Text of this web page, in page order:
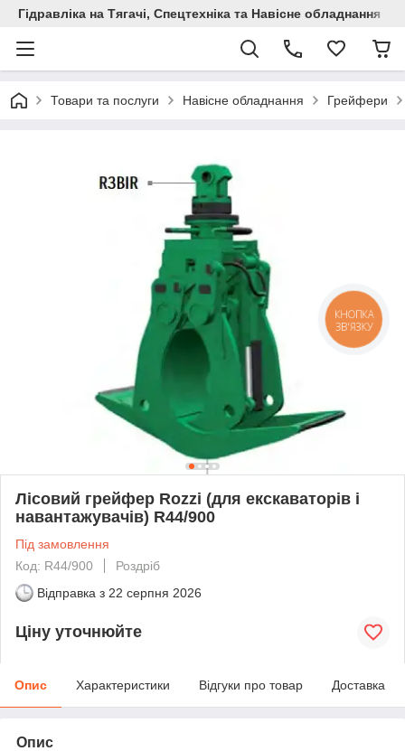
Гідравліка на Тягачі, Спецтехніка та Навісне обладнання
Товари та послуги Навісне обладнання Грейфери
Лісовий грейфер Rozzi (для екскаваторів і
навантажувачів) R44/900
Під замовлення
Код: R44/900
Роздріб
Відправка з 22 серпня 2026
Ціну уточнюйте
Опис Характеристики Відгуки про товар Доставка
Опис
КНОПКА
ЗВ'ЯЗКУ